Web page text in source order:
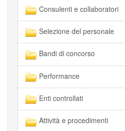
Consulenti e collaboratori
Selezione del personale
Bandi di concorso
Performance
Enti controllati
Attività e procedimenti